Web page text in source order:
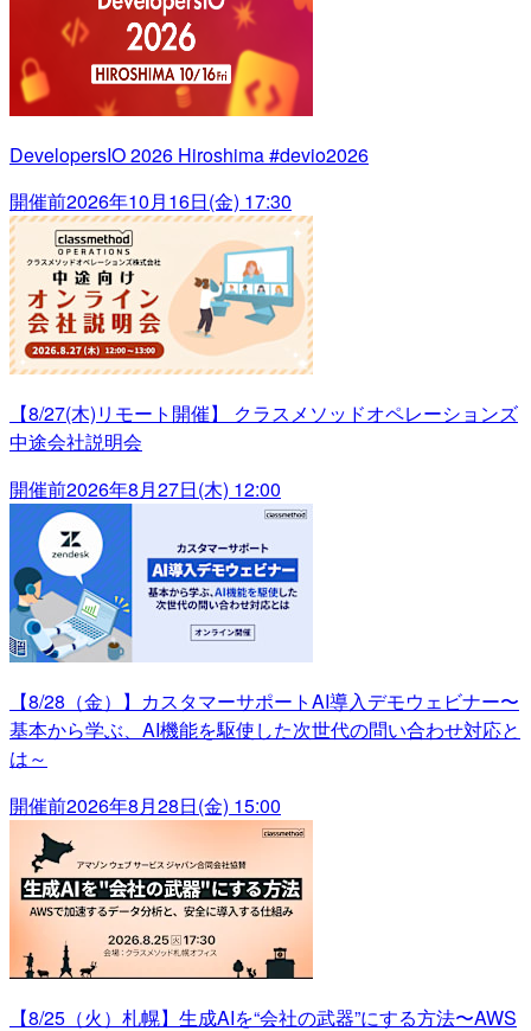
DevelopersIO 2026 Hiroshima #devio2026
開催前2026年10月16日(金) 17:30
【8/27(木)リモート開催】 クラスメソッドオペレーションズ
中途会社説明会
開催前2026年8月27日(木) 12:00
【8/28（金）】カスタマーサポートAI導入デモウェビナー〜
基本から学ぶ、AI機能を駆使した次世代の問い合わせ対応と
は～
開催前2026年8月28日(金) 15:00
【8/25（火）札幌】生成AIを“会社の武器”にする方法〜AWS